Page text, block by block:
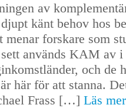
av
känt behov hos
menar forskare som
används KAM av
och de
här för att stanna.
Frass […] Läs